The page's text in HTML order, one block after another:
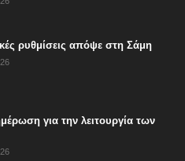
ρυθμίσεις απόψε στη Σάμη
για την λειτουργία των